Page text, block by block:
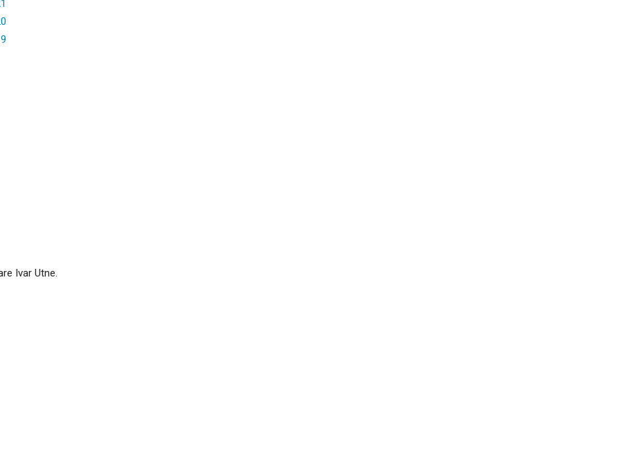
Ivar Utne.